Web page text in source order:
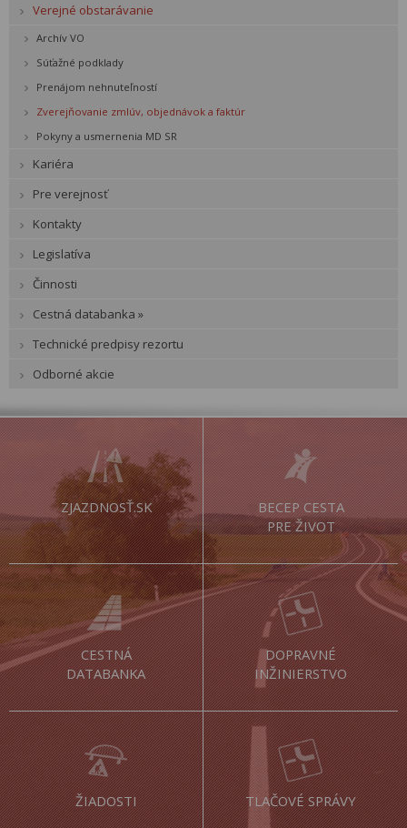
Verejné obstarávanie
Archív VO
Súťažné podklady
Prenájom nehnuteľností
Zverejňovanie zmlúv, objednávok a faktúr
Pokyny a usmernenia MD SR
Kariéra
Pre verejnosť
Kontakty
Legislatíva
Činnosti
Cestná databanka »
Technické predpisy rezortu
Odborné akcie
ZJAZDNOSŤ.SK
BECEP CESTA
PRE ŽIVOT
CESTNÁ
DATABANKA
DOPRAVNÉ
INŽINIERSTVO
ŽIADOSTI TLAČOVÉ SPRÁVY